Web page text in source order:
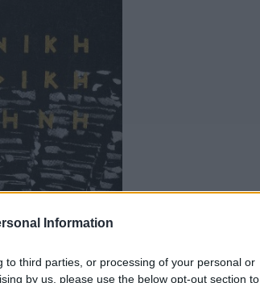
Information
to third parties, or processing of your personal or
by us, please use the below opt-out section to